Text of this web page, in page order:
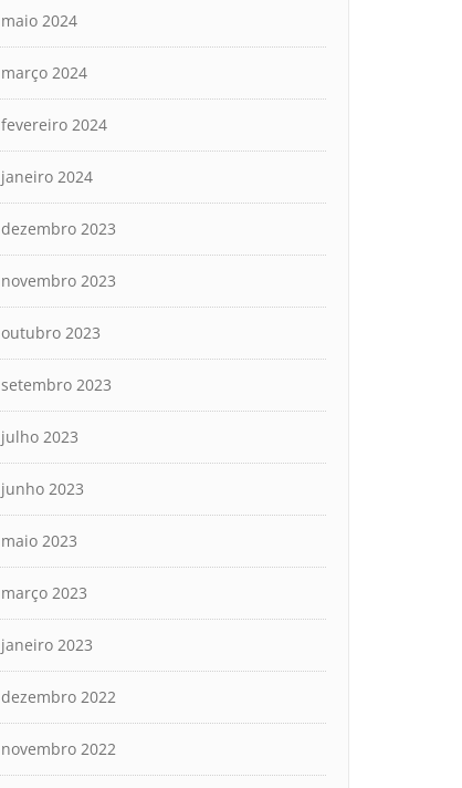
maio 2024
março 2024
fevereiro 2024
janeiro 2024
dezembro 2023
novembro 2023
outubro 2023
setembro 2023
julho 2023
junho 2023
maio 2023
março 2023
janeiro 2023
dezembro 2022
novembro 2022